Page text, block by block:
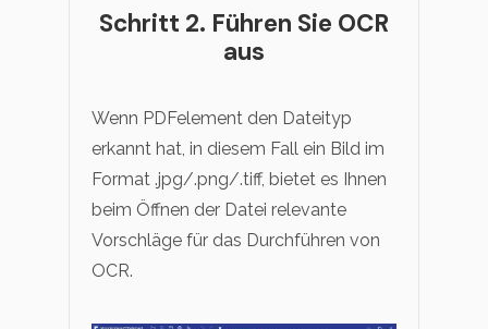
Schritt 2. Führen Sie OCR
aus
Wenn PDFelement den Dateityp
erkannt hat, in diesem Fall ein Bild im
Format .jpg/.png/.tiff, bietet es Ihnen
beim Öffnen der Datei relevante
Vorschläge für das Durchführen von
OCR.